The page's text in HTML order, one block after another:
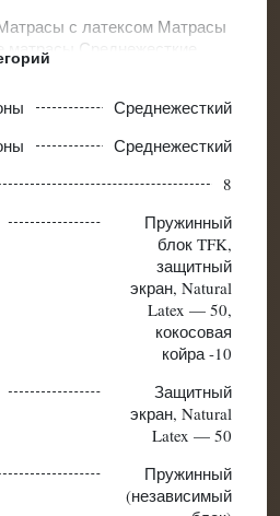
с латексом Матрасы
Среднежесткие
матрасы
Среднежесткий
Среднежесткий
8
Пружинный
блок TFK,
защитный
экран, Natural
Latex — 50,
кокосовая
койра -10
Защитный
экран, Natural
Latex — 50
Пружинный
(независимый